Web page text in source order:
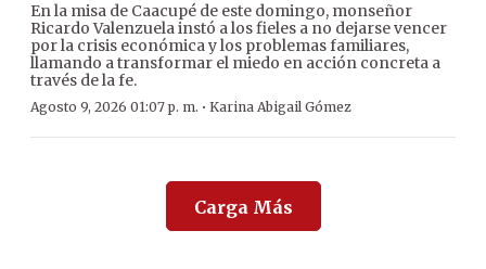
En la misa de Caacupé de este domingo, monseñor
Ricardo Valenzuela instó a los fieles a no dejarse vencer
por la crisis económica y los problemas familiares,
llamando a transformar el miedo en acción concreta a
través de la fe.
Agosto 9, 2026 01:07 p. m. · Karina Abigail Gómez
Carga Más